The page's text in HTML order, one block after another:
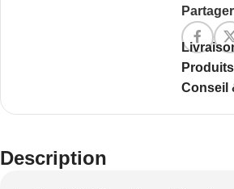
Conseil
Description